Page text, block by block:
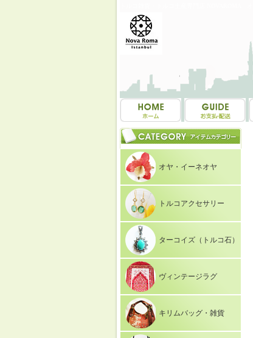
オヤ・イーネオヤ
トルコアクセサリー
ターコイズ（トルコ石）
ヴィンテージラグ
キリムバッグ・雑貨